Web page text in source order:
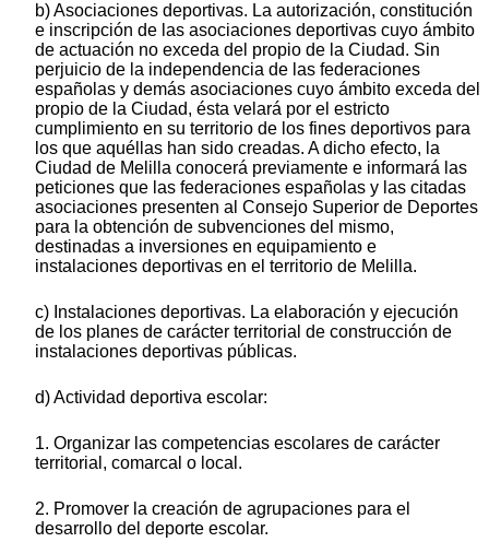
b) Asociaciones deportivas. La autorización, constitución
e inscripción de las asociaciones deportivas cuyo ámbito
de actuación no exceda del propio de la Ciudad. Sin
perjuicio de la independencia de las federaciones
españolas y demás asociaciones cuyo ámbito exceda del
propio de la Ciudad, ésta velará por el estricto
cumplimiento en su territorio de los fines deportivos para
los que aquéllas han sido creadas. A dicho efecto, la
Ciudad de Melilla conocerá previamente e informará las
peticiones que las federaciones españolas y las citadas
asociaciones presenten al Consejo Superior de Deportes
para la obtención de subvenciones del mismo,
destinadas a inversiones en equipamiento e
instalaciones deportivas en el territorio de Melilla.
c) Instalaciones deportivas. La elaboración y ejecución
de los planes de carácter territorial de construcción de
instalaciones deportivas públicas.
d) Actividad deportiva escolar:
1. Organizar las competencias escolares de carácter
territorial, comarcal o local.
2. Promover la creación de agrupaciones para el
desarrollo del deporte escolar.